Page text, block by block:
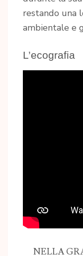
restando una
ambientale e
L’ecografia
NELLA